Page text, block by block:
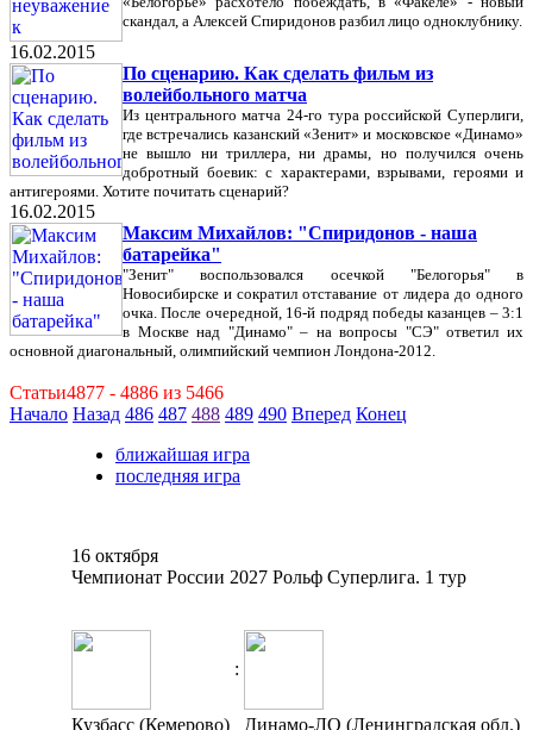
скандал, а Алексей Спиридонов разбил лицо одноклубнику.
16.02.2015
По сценарию. Как сделать фильм из
волейбольного матча
Из центрального матча 24-го тура российской Суперлиги,
где встречались казанский «Зенит» и московское «Динамо»
не вышло ни триллера, ни драмы, но получился очень
добротный боевик: с характерами, взрывами, героями и
антигероями. Хотите почитать сценарий?
16.02.2015
Максим Михайлов: "Спиридонов - наша
батарейка"
"Зенит" воспользовался осечкой "Белогорья" в
Новосибирске и сократил отставание от лидера до одного
очка. После очередной, 16-й подряд победы казанцев – 3:1
в Москве над "Динамо" – на вопросы "СЭ" ответил их
основной диагональный, олимпийский чемпион Лондона-2012.
Статьи4877 - 4886 из 5466
Начало Назад 486 487 488 489 490 Вперед Конец
ближайшая игра
последняя игра
16 октября
Чемпионат России 2027 Рольф Суперлига. 1 тур
:
Кузбасс (Кемерово) Динамо-ЛО (Ленинградская обл.)